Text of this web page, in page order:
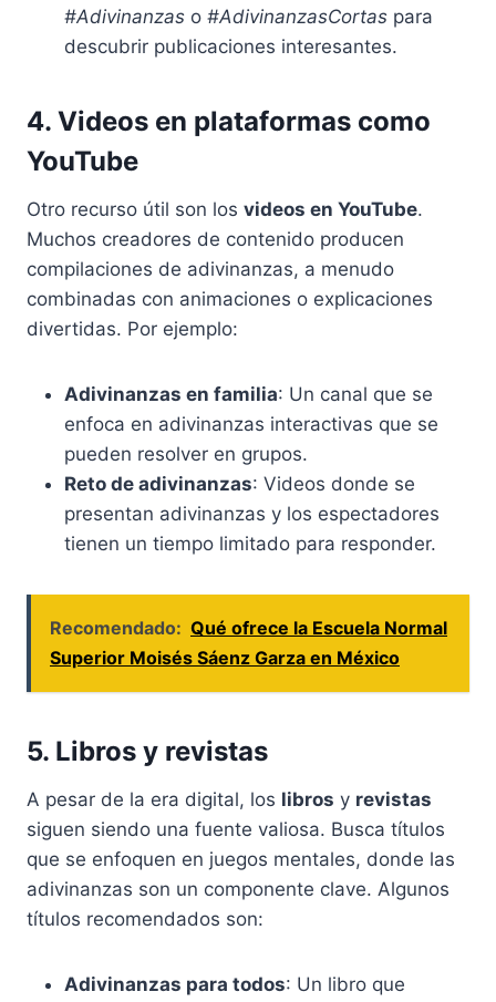
#Adivinanzas o #AdivinanzasCortas para
descubrir publicaciones interesantes.
4. Videos en plataformas como
YouTube
Otro recurso útil son los videos en YouTube.
Muchos creadores de contenido producen
compilaciones de adivinanzas, a menudo
combinadas con animaciones o explicaciones
divertidas. Por ejemplo:
Adivinanzas en familia: Un canal que se
enfoca en adivinanzas interactivas que se
pueden resolver en grupos.
Reto de adivinanzas: Videos donde se
presentan adivinanzas y los espectadores
tienen un tiempo limitado para responder.
Recomendado: Qué ofrece la Escuela Normal
Superior Moisés Sáenz Garza en México
5. Libros y revistas
A pesar de la era digital, los libros y revistas
siguen siendo una fuente valiosa. Busca títulos
que se enfoquen en juegos mentales, donde las
adivinanzas son un componente clave. Algunos
títulos recomendados son:
Adivinanzas para todos: Un libro que